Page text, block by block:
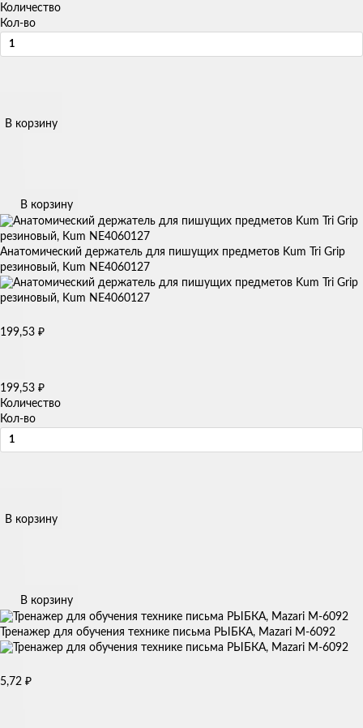
Количество
Кол-во
В корзину
В корзину
Анатомический держатель для пишущих предметов Kum Tri Grip
резиновый, Kum NE4060127
199,53 ₽
199,53 ₽
Количество
Кол-во
В корзину
В корзину
Тренажер для обучения технике письма РЫБКА, Mazari M-6092
5,72 ₽